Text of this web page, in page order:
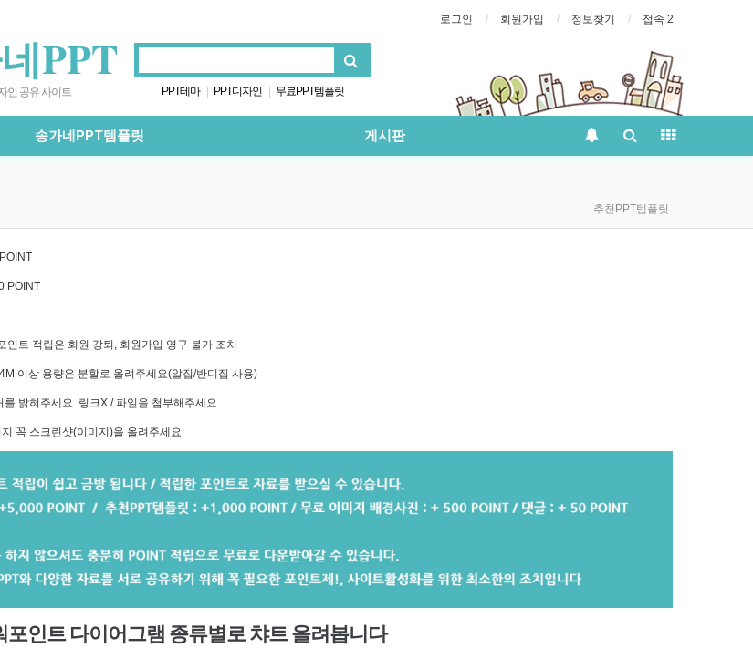
로그인 회원가입 정보찾기 접속 2
PPT
인 공유 사이트 PPT테마 | PPT디자인 | 무료PPT템플릿
송가네PPT템플릿 게시판
추천PPT템플릿
POINT
인트 적립은 회원 강퇴, 회원가입 영구 불가 조치
이상 용량은 분할로 올려주세요(알집/반디집 사용)
밝혀주세요. 링크X / 파일을 첨부해주세요
꼭 스크린샷(이미지)을 올려주세요
포인트 다이어그램 종류별로 챠트 올려봅니다